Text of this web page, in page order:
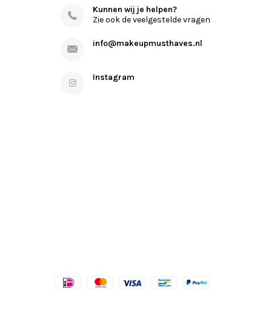
Kunnen wij je helpen?
Zie ook de veelgestelde vragen
info@makeupmusthaves.nl
Instagram